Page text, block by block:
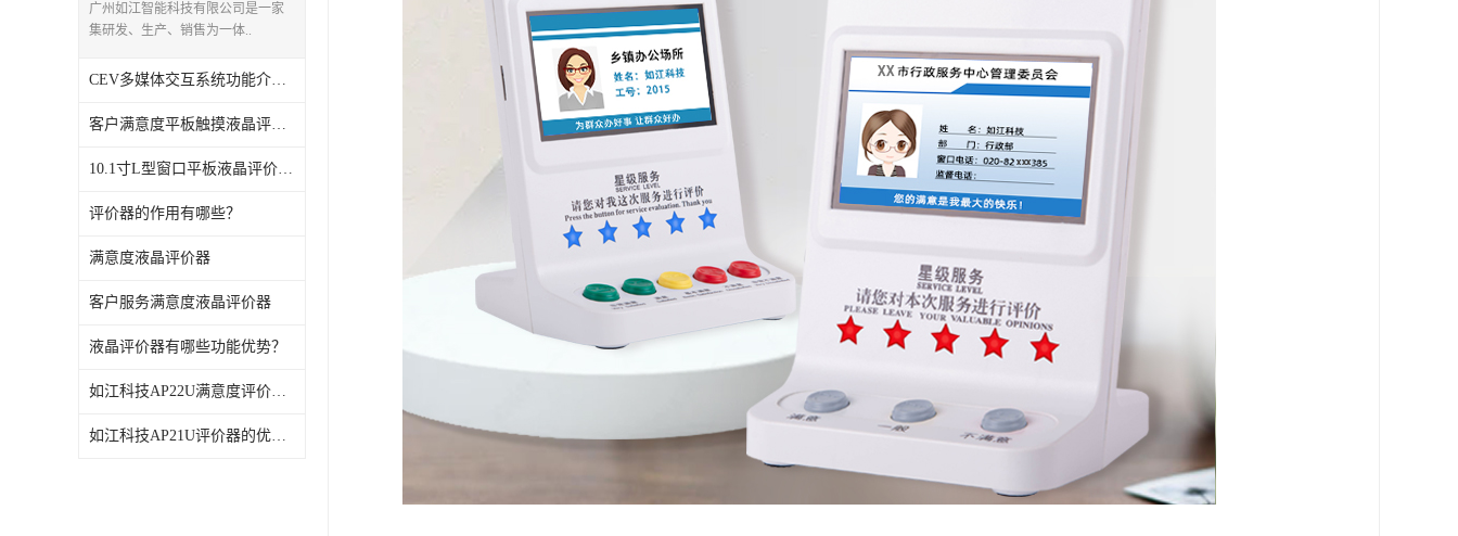
液晶广告机
会议一体机
落地式广告机
网络广告机
自助设备终端
自助售卖机
自助查询机
自助服务终端
壁挂式广告机
教学一体机
广州如江智能科技有限公司是一家
集研发、生产、销售为一体..
CEV多媒体交互系统功能介绍 平板触摸液晶评价器
客户满意度平板触摸液晶评价器
10.1寸L型窗口平板液晶评价器有什么功能特点?
评价器的作用有哪些？
满意度液晶评价器
客户服务满意度液晶评价器
液晶评价器有哪些功能优势？
如江科技AP22U满意度评价器的特点和功能
如江科技AP21U评价器的优势和使用方法是什么？